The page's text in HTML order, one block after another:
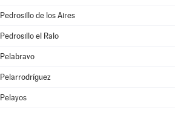
Pedrosillo de los Aires
Pedrosillo el Ralo
Pelabravo
Pelarrodríguez
Pelayos